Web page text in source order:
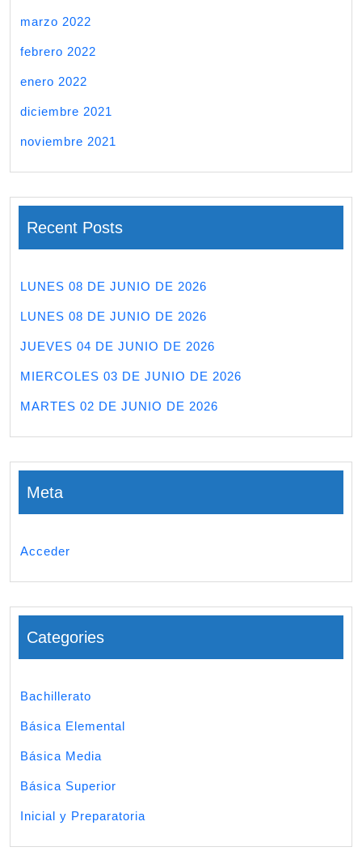
marzo 2022
febrero 2022
enero 2022
diciembre 2021
noviembre 2021
Recent Posts
LUNES 08 DE JUNIO DE 2026
LUNES 08 DE JUNIO DE 2026
JUEVES 04 DE JUNIO DE 2026
MIERCOLES 03 DE JUNIO DE 2026
MARTES 02 DE JUNIO DE 2026
Meta
Acceder
Categories
Bachillerato
Básica Elemental
Básica Media
Básica Superior
Inicial y Preparatoria